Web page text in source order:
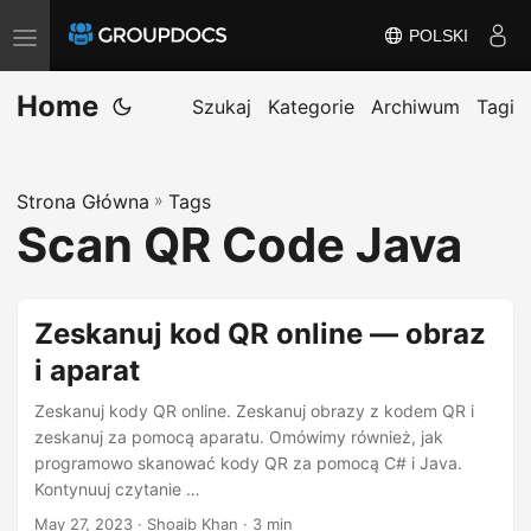
P
r
z
ą
c
w
POLSKI
Home Szukaj Kategorie Archiwum Tagi
Strona Główna » Tags
Scan QR Code Java
Zeskanuj kod QR online — obraz
i aparat
Zeskanuj kody QR online. Zeskanuj obrazy z kodem QR i
zeskanuj za pomocą aparatu. Omówimy również, jak
programowo skanować kody QR za pomocą C# i Java.
Kontynuuj czytanie …
May 27, 2023 · Shoaib Khan · 3 min